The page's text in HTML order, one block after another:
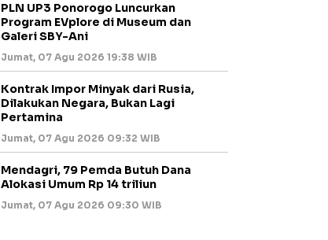
PLN UP3 Ponorogo Luncurkan
Program EVplore di Museum dan
Galeri SBY-Ani
Jumat, 07 Agu 2026 19:38 WIB
Kontrak Impor Minyak dari Rusia,
Dilakukan Negara, Bukan Lagi
Pertamina
Jumat, 07 Agu 2026 09:32 WIB
Mendagri, 79 Pemda Butuh Dana
Alokasi Umum Rp 14 triliun
Jumat, 07 Agu 2026 09:30 WIB